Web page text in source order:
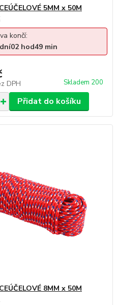
5MM x 50M
DPH Skladem 200
končí:
dní02hod49min
Přidat do košíku
8MM x 50M